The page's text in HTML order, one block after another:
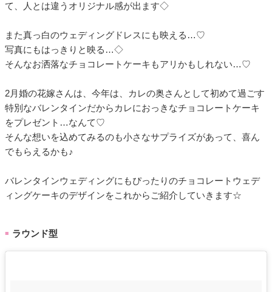
て、人とは違うオリジナル感が出ます◇
また真っ白のウェディングドレスにも映える…♡
写真にもはっきりと映る…◇
そんなお洒落なチョコレートケーキもアリかもしれない…♡
2月婚の花嫁さんは、今年は、カレの奥さんとして初めて過ごす
特別なバレンタインだからカレにおっきなチョコレートケーキ
をプレゼント…なんて♡
そんな想いを込めてみるのも小さなサプライズがあって、喜ん
でもらえるかも♪
バレンタインウェディングにもぴったりのチョコレートウェデ
ィングケーキのデザインをこれからご紹介していきます☆
■ ラウンド型